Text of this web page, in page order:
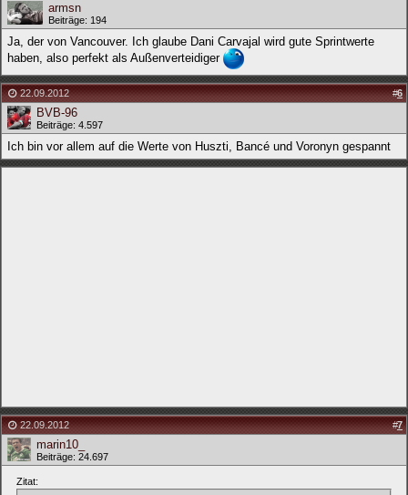
armsn
Beiträge: 194
Ja, der von Vancouver. Ich glaube Dani Carvajal wird gute Sprintwerte
haben, also perfekt als Außenverteidiger
22.09.2012 #6
BVB-96
Beiträge: 4.597
Ich bin vor allem auf die Werte von Huszti, Bancé und Voronyn gespannt
22.09.2012 #7
marin10_
Beiträge: 24.697
Zitat: